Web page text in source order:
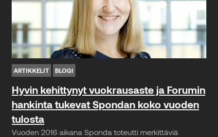
ARTIKKELIT BLOGI
Hyvin kehittynyt vuokrausaste ja Forumin
hankinta tukevat Spondan koko vuoden
tulosta
Vuoden 2016 aikana Sponda toteutti merkittäviä